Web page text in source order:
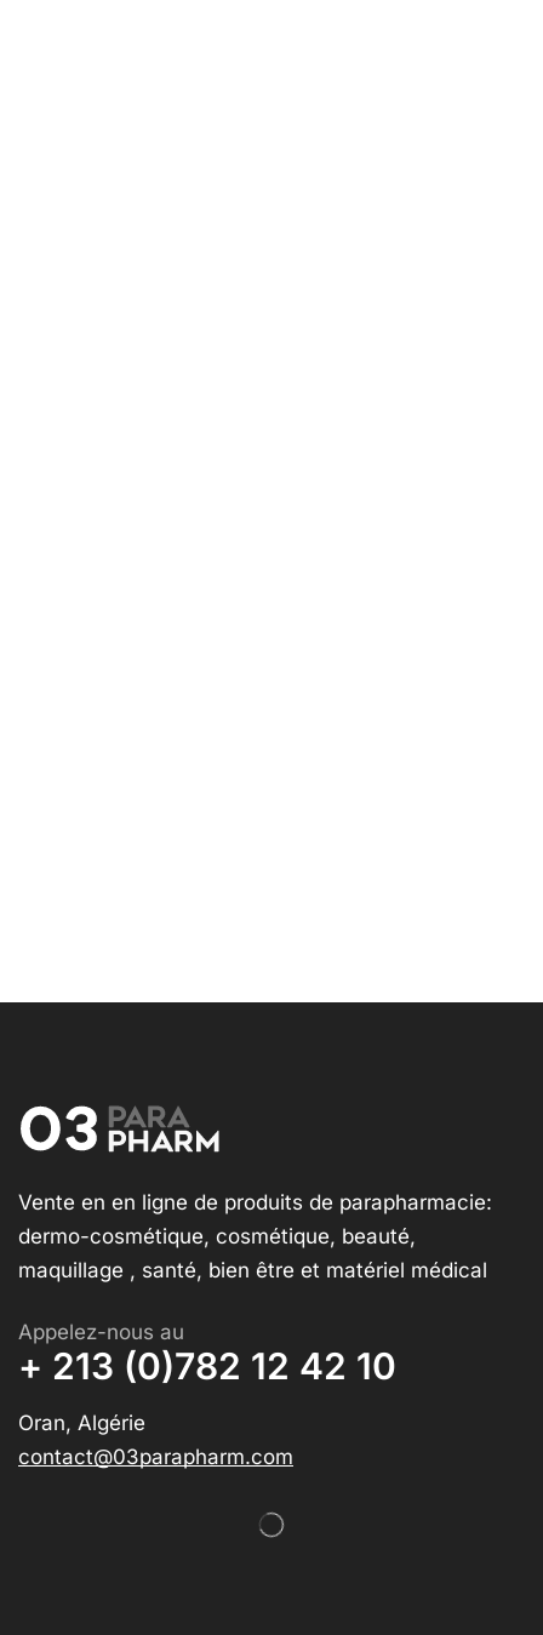
Vente en en ligne de produits de parapharmacie:
dermo-cosmétique, cosmétique, beauté,
maquillage , santé, bien être et matériel médical
Appelez-nous au
+ 213 (0)782 12 42 10
Oran, Algérie
contact@03parapharm.com